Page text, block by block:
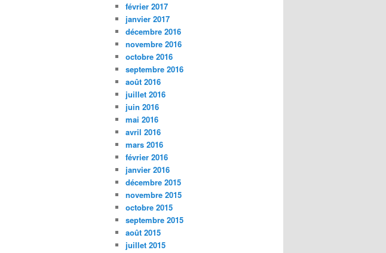
février 2017
janvier 2017
décembre 2016
novembre 2016
octobre 2016
septembre 2016
août 2016
juillet 2016
juin 2016
mai 2016
avril 2016
mars 2016
février 2016
janvier 2016
décembre 2015
novembre 2015
octobre 2015
septembre 2015
août 2015
juillet 2015